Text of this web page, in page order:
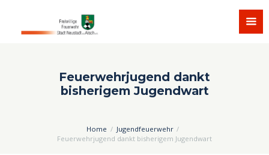
Feuerwehrjugend dankt
bisherigem Jugendwart
Home
Jugendfeuerwehr
Feuerwehrjugend dankt bisherigem Jugendwart